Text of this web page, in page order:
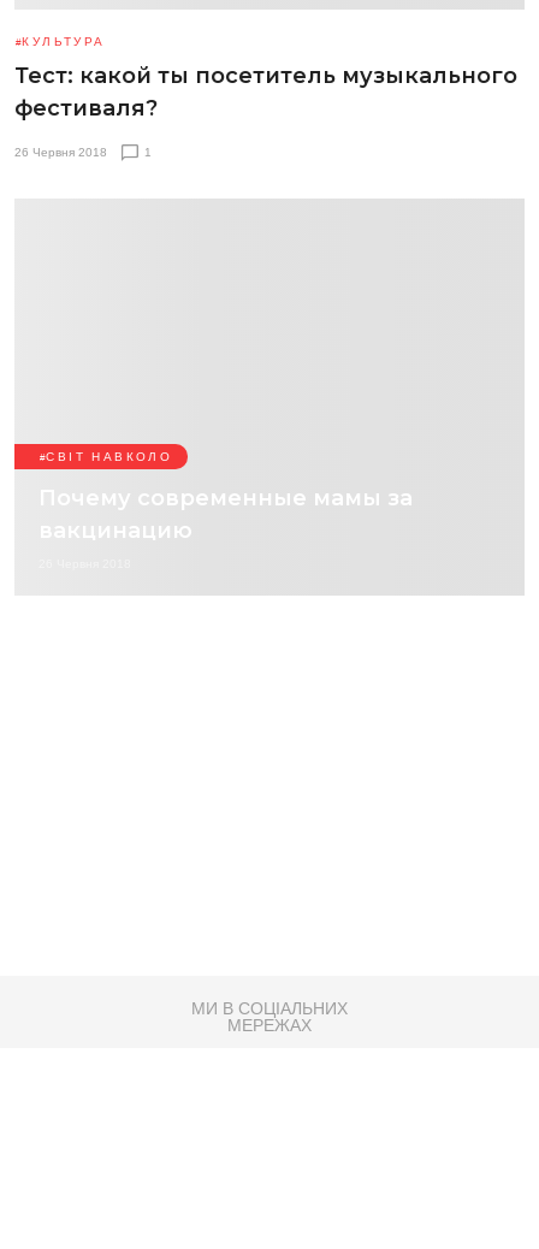
КУЛЬТУРА
Тест: какой ты посетитель музыкального
фестиваля?
26 Червня 2018 1
СВІТ НАВКОЛО
Почему современные мамы за
вакцинацию
МИ В СОЦІАЛЬНИХ
МЕРЕЖАХ